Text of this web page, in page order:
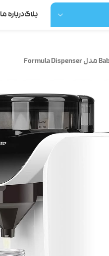
بلاگدرباره ما